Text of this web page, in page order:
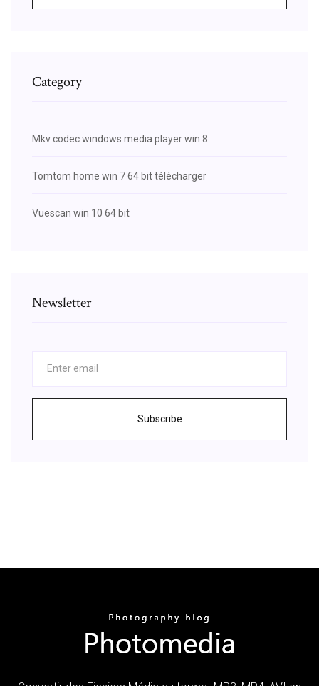
Category
Mkv codec windows media player win 8
Tomtom home win 7 64 bit télécharger
Vuescan win 10 64 bit
Newsletter
Subscribe